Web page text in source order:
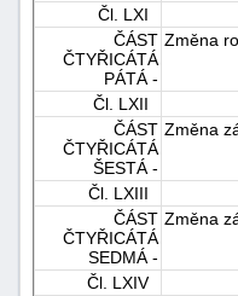
Čl. LXI
ČÁST
ČTYŘICÁTÁ
PÁTÁ -
Změna
Čl. LXII
ČÁST
ČTYŘICÁTÁ
ŠESTÁ -
Změna
Čl. LXIII
ČÁST
ČTYŘICÁTÁ
SEDMÁ -
Změna
Čl. LXIV